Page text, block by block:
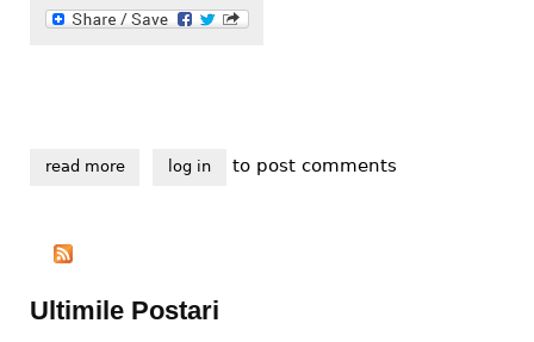
read moreabout aplicaţie de autoevaluare psihică şi
log in to post comments
Ultimile Postari